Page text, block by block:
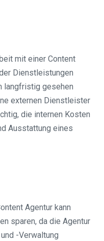
mit einer Content
Dienstleistungen
langfristig gesehen
externen Dienstleister
die internen Kosten
Ausstattung eines
Agentur kann
sparen, da die Agentur
-Verwaltung